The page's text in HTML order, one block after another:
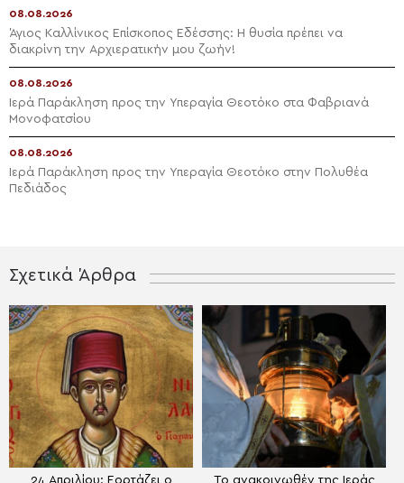
08.08.2026
Άγιος Καλλίνικος Επίσκοπος Εδέσσης: Η θυσία πρέπει να
διακρίνη την Αρχιερατικήν μου ζωήν!
08.08.2026
Ιερά Παράκληση προς την Υπεραγία Θεοτόκο στα Φαβριανά
Μονοφατσίου
08.08.2026
Ιερά Παράκληση προς την Υπεραγία Θεοτόκο στην Πολυθέα
Πεδιάδος
Σχετικά Άρθρα
24 Απριλίου: Εορτάζει ο
Το ανακοινωθέν της Ιεράς